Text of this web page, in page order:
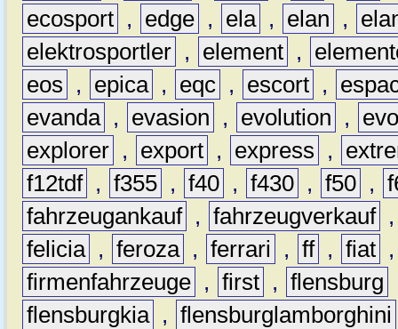
ecosport , edge , ela , elan ,
elektrosportler , element ,
eos
, epica , eqc , escort ,
evanda , evasion , evolution ,
explorer , export , express ,
f12tdf , f355 , f40 , f430 , f50 ,
fahrzeugankauf , fahrzeugverkauf
felicia , feroza , ferrari , ff , fiat
firmenfahrzeuge , first , flensburg
flensburgkia , flensburglamborghini